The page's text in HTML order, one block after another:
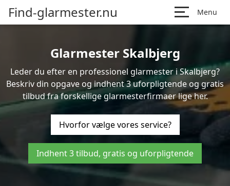
Find-glarmester.nu Menu
Glarmester Skalbjerg
Leder du efter en professionel glarmester i Skalbjerg?
Beskriv din opgave og indhent 3 uforpligtende og gratis
tilbud fra forskellige glarmesterfirmaer lige her.
Hvorfor vælge vores service?
Indhent 3 tilbud, gratis og uforpligtende